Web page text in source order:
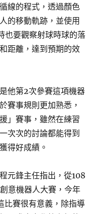
線的程式，透過顏色
的移動軌跡，並使用
也要觀察射球時球的落
距離，達到預期的效
他第2次參賽這項機器
賽事規則更加熟悉，
」賽事，雖然在練習
次次的討論都能得到
得好成績。
元鋒主任指出，從108
意機器人大賽，今年
比賽很有意義，除指導